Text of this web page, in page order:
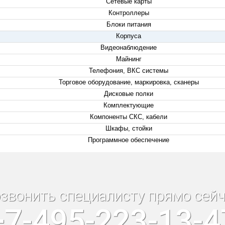
Контроллеры
Блоки питания
Корпуса
Видеонаблюдение
Майнинг
Телефония, ВКС системы
Торговое оборудование, маркировка, сканеры
Дисковые полки
Комплектующие
Компоненты СКС, кабели
Шкафы, стойки
Программное обеспечение
специалисту прямо